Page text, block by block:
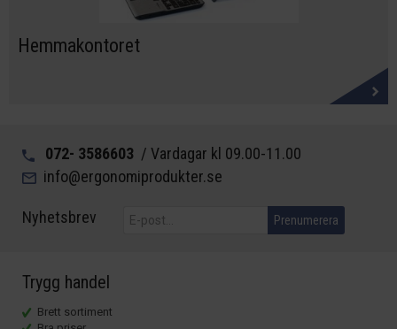
Hemmakontoret
072- 3586603 / Vardagar kl 09.00-11.00
info@ergonomiprodukter.se
Nyhetsbrev Prenumerera
Trygg handel
Brett sortiment